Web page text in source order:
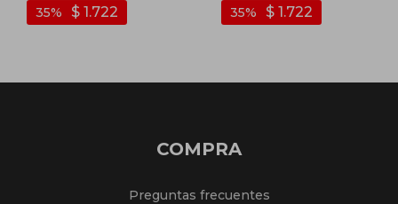
$ 1.722
35
$ 1.722
35
COMPRA
Preguntas frecuentes